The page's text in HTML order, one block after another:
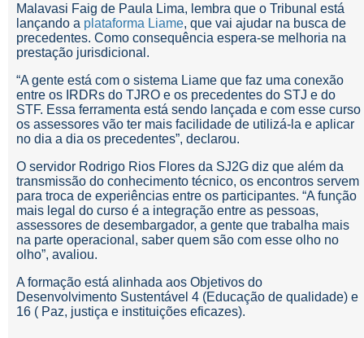
Malavasi Faig de Paula Lima, lembra que o Tribunal está
lançando a plataforma Liame, que vai ajudar na busca de
precedentes. Como consequência espera-se melhoria na
prestação jurisdicional.
“A gente está com o sistema Liame que faz uma conexão
entre os IRDRs do TJRO e os precedentes do STJ e do
STF. Essa ferramenta está sendo lançada e com esse curso
os assessores vão ter mais facilidade de utilizá-la e aplicar
no dia a dia os precedentes”, declarou.
O servidor Rodrigo Rios Flores da SJ2G diz que além da
transmissão do conhecimento técnico, os encontros servem
para troca de experiências entre os participantes. “A função
mais legal do curso é a integração entre as pessoas,
assessores de desembargador, a gente que trabalha mais
na parte operacional, saber quem são com esse olho no
olho”, avaliou.
A formação está alinhada aos Objetivos do
Desenvolvimento Sustentável 4 (Educação de qualidade) e
16 ( Paz, justiça e instituições eficazes).